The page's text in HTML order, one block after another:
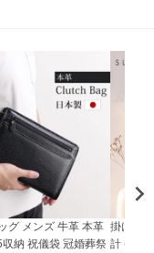
グ メンズ 牛革 本革
納 祝儀袋 冠婚葬祭
掛け時
計